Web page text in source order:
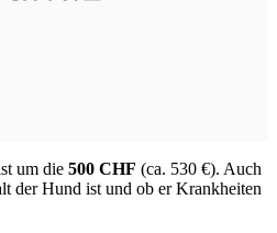
um die 500 CHF (ca. 530 €). Auch
der Hund ist und ob er Krankheiten